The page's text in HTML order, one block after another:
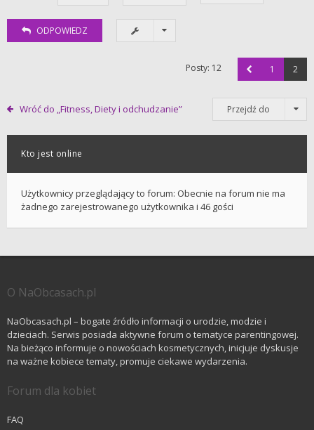
ODPOWIEDZ
Posty: 12 1 2
Wróć do „Fitness, Diety i odchudzanie” Przejdź do
Kto jest online
Użytkownicy przeglądający to forum: Obecnie na forum nie ma
żadnego zarejestrowanego użytkownika i 46 gości
O NaObcasach.pl
NaObcasach.pl – bogate źródło informacji o urodzie, modzie i
dzieciach. Serwis posiada aktywne forum o tematyce parentingowej.
Na bieżąco informuje o nowościach kosmetycznych, inicjuje dyskusje
na ważne kobiece tematy, promuje ciekawe wydarzenia.
Forum dla kobiet
FAQ